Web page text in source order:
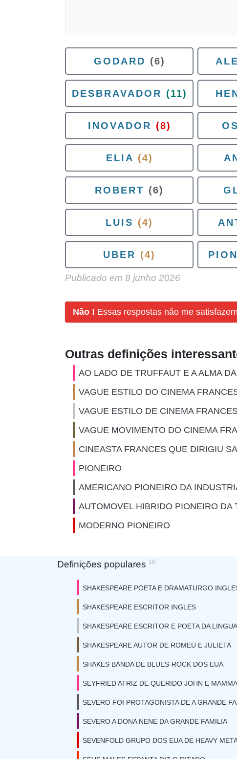
GODARD (6)
DESBRAVADOR (11)
INOVADOR (8)
ELIA (4)
ROBERT (6)
LUIS (4)
UBER (4)
Publicado em 8 junho 2026
Não ! Essas respostas não me satisfazem
Outras definições
AO LADO DE TRUFFAUT E A ALMA
VAGUE ESTILO DO CINEMA
VAGUE ESTILO DE CINEMA
VAGUE MOVIMENTO DO CINEMA
CINEASTA FRANCES QUE DIRIGIU
PIONEIRO
AMERICANO PIONEIRO DA
AUTOMOVEL HIBRIDO PIONEIRO DA
MODERNO PIONEIRO
Definições populares 10
SHAKESPEARE POETA E DRAMATURGO
SHAKESPEARE ESCRITOR INGLES
SHAKESPEARE ESCRITOR E POETA DA
SHAKESPEARE AUTOR DE ROMEU E JULIETA
SHAKES BANDA DE BLUES-ROCK DOS EUA
SEYFRIED ATRIZ DE QUERIDO JOHN E
SEVERO FOI PROTAGONISTA DE A GRANDE
SEVERO A DONA NENE DA GRANDE FAMILIA
SEVENFOLD GRUPO DOS EUA DE HEAVY